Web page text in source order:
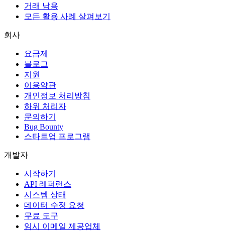
거래 남용
모든 활용 사례 살펴보기
회사
요금제
블로그
지원
이용약관
개인정보 처리방침
하위 처리자
문의하기
Bug Bounty
스타트업 프로그램
개발자
시작하기
API 레퍼런스
시스템 상태
데이터 수정 요청
무료 도구
임시 이메일 제공업체